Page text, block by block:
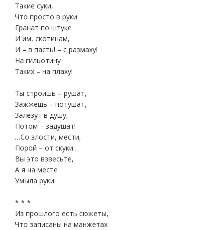
Такие суки,
Что просто в руки
Гранат по штуке
И им, скотинам,
И – в пасть! – с размаху!
На гильотину
Таких – на плаху!
Ты строишь – рушат,
Зажжешь – потушат,
Залезут в душу,
Потом – задушат!
…Со злости, мести,
Порой – от скуки…
Вы это взвесьте,
А я на месте
Умыла руки.
* * *
Из прошлого есть сюжеты,
Что записаны на манжетах